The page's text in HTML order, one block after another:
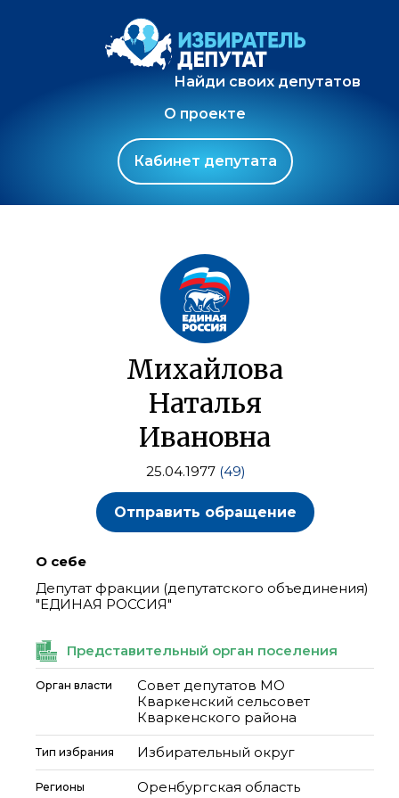
Найди своих депутатов
О проекте
Кабинет депутата
Михайлова
Наталья
Ивановна
25.04.1977 (49)
Отправить обращение
О себе
Депутат фракции (депутатского объединения)
"ЕДИНАЯ РОССИЯ"
Представительный орган поселения
Орган власти
Совет депутатов МО
Кваркенский сельсовет
Кваркенского района
Тип избрания Избирательный округ
Регионы Оренбургская область